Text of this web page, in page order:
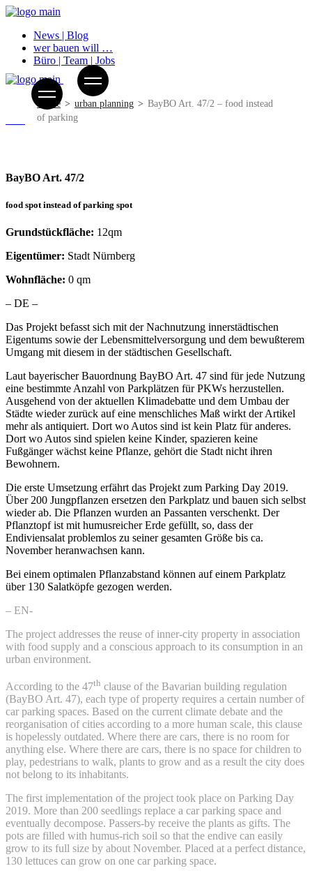
News | Blog
wer bauen will …
Büro | Team | Jobs
Home urban planning
BayBO Art. 47/2 – food instead
of parking
BayBO Art. 47/2
food spot instead of parking spot
Grundstückfläche: 12qm
Eigentümer: Stadt Nürnberg
Wohnfläche: 0 qm
– DE –
Das Projekt befasst sich mit der Nachnutzung innerstädtischen
Eigentums sowie der Lebensmittelversorgung und dem bewußterem
Umgang mit diesem in der städtischen Gesellschaft.
Laut bayerischer Bauordnung BayBO Art. 47 sind für jede Nutzung
eine bestimmte Anzahl von Parkplätzen für PKWs herzustellen.
Ausgehend von der aktuellen Klimadebatte und dem Umbau der
Städte wieder zurück auf eine menschliches Maß wirkt der Artikel
mehr als antiquiert. Dort wo Autos sind ist kein Platz für anderes.
Dort wo Autos sind spielen keine Kinder, spazieren keine
Fußgänger wächst keine Pflanze, gehört die Stadt nicht ihren
Bewohnern.
Die erste Umsetzung erfährt das Projekt zum Parking Day 2019.
Über 200 Jungpflanzen ersetzen den Parkplatz und bauen sich selbst
wieder ab. Die Pflanzen wurden an Passanten verschenkt. Der
Pflanztopf ist mit humusreicher Erde gefüllt, so, dass der
Endiviensalat problemlos zu seiner gesamten Größe bis ca.
November heranwachsen kann.
Bei einem optimalen Pflanzabstand können auf einem Parkplatz
über 130 Salatköpfe gezogen werden.
– EN-
The project addresses the reuse of inner-city property in association
with food supply and a conscious approach to its consumption in an
urban environment.
According to the 47th clause of the Bavarian building regulation
(BayBO Art. 47), each type of property requires a certain number of
car parking spaces. Based on the current climate debate and the
reorganisation of cities according to a more human scale, this clause
is hopelessly outdated. Where there are cars, there is no room for
anything else. Where there are cars, there is no space for children to
play, pedestrians to walk, plants to grow and as a result the city does
not belong to its inhabitants.
The first implementation of the project took place on Parking Day
2019. More than 200 seedlings replace a car parking space and
eventually decompose. Passers-by receive the plants as gifts. The
pots are filled with humus-rich soil so that the endive can easily
grow to its full size by about November. Placed at a perfect distance,
130 lettuces can grow on one car parking space.